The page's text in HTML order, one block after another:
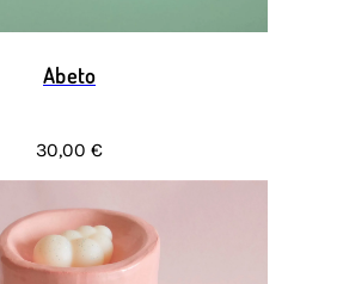
Abeto
30,00 €